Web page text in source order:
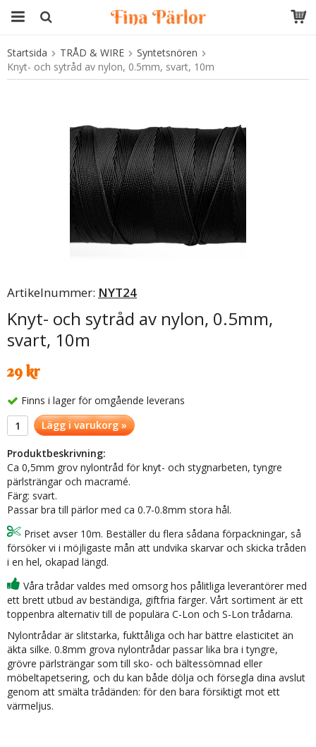
Produkten har blivit tillagd i varukorgen
Startsida TRÅD & WIRE
Syntetsnören
Knyt- och sytråd av nylon, 0.5mm, svart, 10m
Artikelnummer: NYT24
Knyt- och sytråd av nylon, 0.5mm,
svart, 10m
29 kr
Finns i lager för omgående leverans
Lägg i varukorg »
Produktbeskrivning:
Ca 0,5mm grov nylontråd för knyt- och stygnarbeten, tyngre
pärlsträngar och macramé.
Färg: svart.
Passar bra till pärlor med ca 0.7-0.8mm stora hål.
Priset avser 10m. Beställer du flera sådana förpackningar, så
försöker vi i möjligaste mån att undvika skarvar och skicka tråden
i en hel, okapad längd.
Våra trådar valdes med omsorg hos pålitliga leverantörer med
ett brett utbud av beständiga, giftfria färger. Vårt sortiment är ett
toppenbra alternativ till de populära C-Lon och S-Lon trådarna.
Nylontrådar är slitstarka, fukttåliga och har bättre elasticitet än
äkta silke. 0.8mm grova nylontrådar passar lika bra i tyngre,
grövre pärlsträngar som till sko- och bältessömnad eller
möbeltapetsering, och du kan både dölja och försegla dina avslut
genom att smälta trådänden: för den bara försiktigt mot ett
värmeljus.